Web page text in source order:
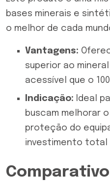
bases minerais e
o melhor de cada
Vantagens:
superior ao
acessível que o
Indicação: Ideal
buscam melhorar
proteção do
investimento total